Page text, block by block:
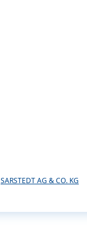
SARSTEDT AG & CO. KG